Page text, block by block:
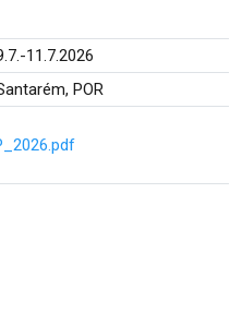
11.7.2026
POR